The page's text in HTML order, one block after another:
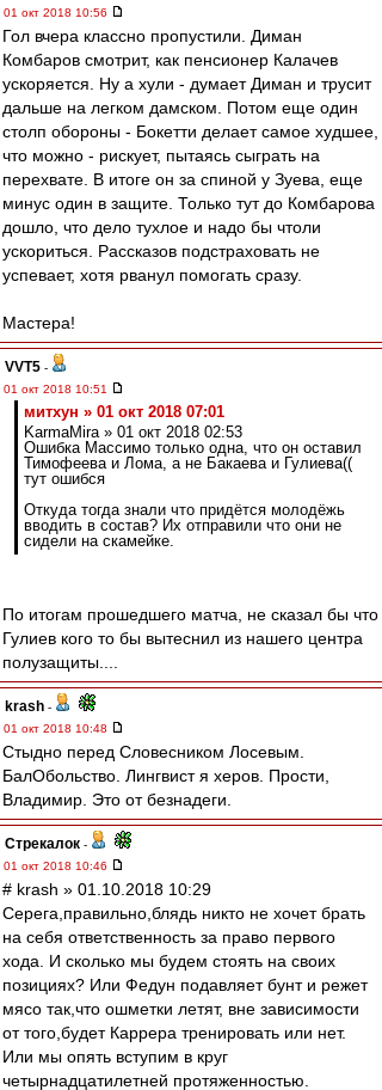
01 окт 2018 10:56
Гол вчера классно пропустили. Диман
Комбаров смотрит, как пенсионер Калачев
ускоряется. Ну а хули - думает Диман и трусит
дальше на легком дамском. Потом еще один
столп обороны - Бокетти делает самое худшее,
что можно - рискует, пытаясь сыграть на
перехвате. В итоге он за спиной у Зуева, еще
минус один в защите. Только тут до Комбарова
дошло, что дело тухлое и надо бы чтоли
ускориться. Рассказов подстраховать не
успевает, хотя рванул помогать сразу.
Мастера!
VVT5 -
01 окт 2018 10:51
митхун » 01 окт 2018 07:01
KarmaMira » 01 окт 2018 02:53
Ошибка Массимо только одна, что он оставил
Тимофеева и Лома, а не Бакаева и Гулиева((
тут ошибся
Откуда тогда знали что придётся молодёжь
вводить в состав? Их отправили что они не
сидели на скамейке.
По итогам прошедшего матча, не сказал бы что
Гулиев кого то бы вытеснил из нашего центра
полузащиты....
krash -
01 окт 2018 10:48
Стыдно перед Словесником Лосевым.
БалОбольство. Лингвист я херов. Прости,
Владимир. Это от безнадеги.
Стрекалок -
01 окт 2018 10:46
# krash » 01.10.2018 10:29
Серега,правильно,блядь никто не хочет брать
на себя ответственность за право первого
хода. И сколько мы будем стоять на своих
позициях? Или Федун подавляет бунт и режет
мясо так,что ошметки летят, вне зависимости
от того,будет Каррера тренировать или нет.
Или мы опять вступим в круг
четырнадцатилетней протяженностью.